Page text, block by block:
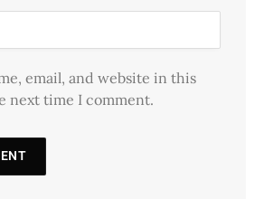
email, and website in this
next time I comment.